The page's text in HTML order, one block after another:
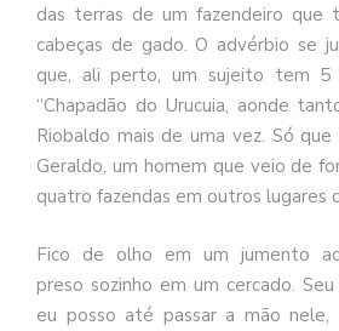
das terras de um fazendeiro que
cabeças de gado. O advérbio se
que, ali perto, um sujeito tem 5
“Chapadão do Urucuia, aonde
Riobaldo mais de uma vez. Só
Geraldo, um homem que veio de
quatro fazendas em outros lugares
Fico de olho em um jumento
preso sozinho em um cercado.
eu posso até passar a mão